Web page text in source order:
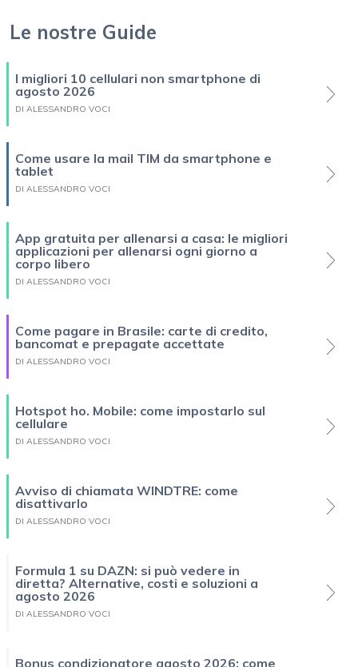
Le nostre Guide
I migliori 10 cellulari non smartphone di
agosto 2026
DI ALESSANDRO VOCI
Come usare la mail TIM da smartphone e
tablet
DI ALESSANDRO VOCI
App gratuita per allenarsi a casa: le migliori
applicazioni per allenarsi ogni giorno a
corpo libero
DI ALESSANDRO VOCI
Come pagare in Brasile: carte di credito,
bancomat e prepagate accettate
DI ALESSANDRO VOCI
Hotspot ho. Mobile: come impostarlo sul
cellulare
DI ALESSANDRO VOCI
Avviso di chiamata WINDTRE: come
disattivarlo
DI ALESSANDRO VOCI
Formula 1 su DAZN: si può vedere in
diretta? Alternative, costi e soluzioni a
agosto 2026
DI ALESSANDRO VOCI
Bonus condizionatore agosto 2026: come